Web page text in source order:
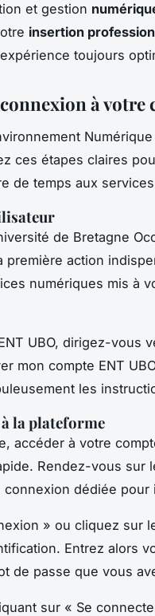
et gestion
insertion
toujours
à votre
ces étapes claires
de temps aux
de Bretagne
première action
numériques mis à
UBO, dirigez-vous
mon compte ENT
les
la plateforme
accéder à votre
Rendez-vous sur
dédiée pour
» ou cliquez sur
Entrez alors
de passe que vous
sur « Se